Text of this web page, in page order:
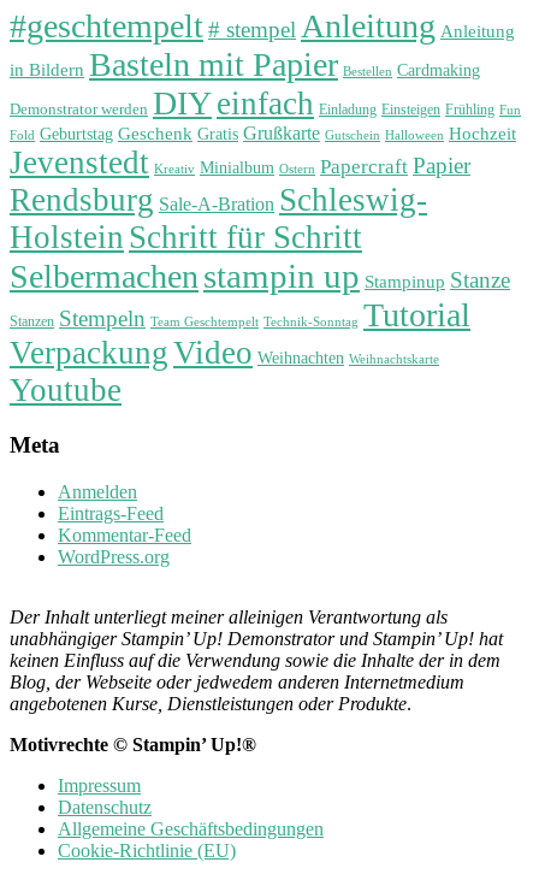
#geschtempelt# stempelAnleitung Anleitung
in Bildern Basteln mit Papier Bestellen Cardmaking
Demonstrator werden DIYeinfach Einladung Einsteigen Frühling Fun
Fold Geburtstag Geschenk Gratis Grußkarte Gutschein Halloween Hochzeit
Jevenstedt Kreativ Minialbum Ostern Papercraft Papier
Rendsburg Sale-A-Bration Schleswig-
Holstein Schritt für Schritt
Selbermachenstampin up Stampinup Stanze
Stanzen Stempeln Team Geschtempelt Technik-Sonntag Tutorial
VerpackungVideo Weihnachten Weihnachtskarte
Youtube
Meta
Anmelden
Eintrags-Feed
Kommentar-Feed
WordPress.org
Der Inhalt unterliegt meiner alleinigen Verantwortung als
unabhängiger Stampin’ Up! Demonstrator und Stampin’ Up! hat
keinen Einfluss auf die Verwendung sowie die Inhalte der in dem
Blog, der Webseite oder jedwedem anderen Internetmedium
angebotenen Kurse, Dienstleistungen oder Produkte.
Motivrechte © Stampin’ Up!®
Impressum
Datenschutz
Allgemeine Geschäftsbedingungen
Cookie-Richtlinie (EU)